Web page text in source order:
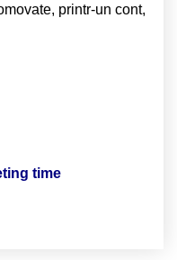
printr-un cont,
time